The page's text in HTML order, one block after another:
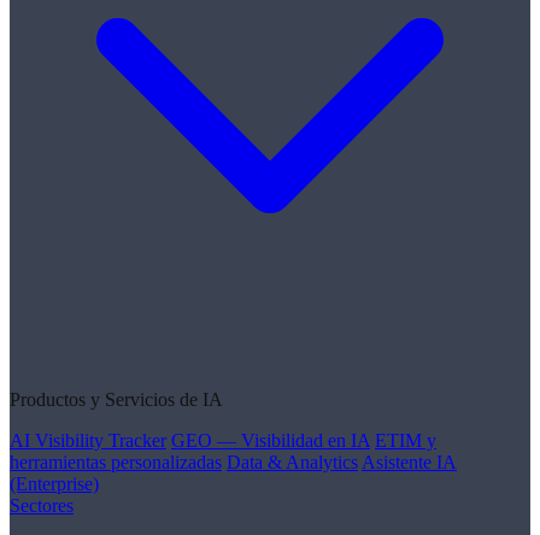
Productos y Servicios de IA
AI Visibility Tracker GEO — Visibilidad en IA ETIM y
herramientas personalizadas Data & Analytics Asistente IA
(Enterprise)
Sectores